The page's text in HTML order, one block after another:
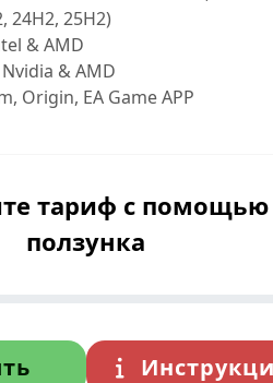
24H2, 25H2)
& AMD
Nvidia & AMD
Origin, EA Game APP
тариф с помощью
ползунка